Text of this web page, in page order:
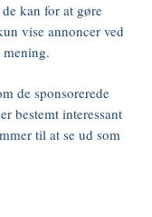
kan for at gøre
vise annoncer ved
de sponsorerede
bestemt interessant
til at se ud som